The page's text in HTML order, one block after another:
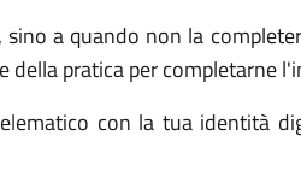
a quando non la
della pratica per completarne
con la tua identità